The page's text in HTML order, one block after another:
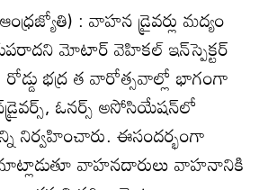
: వాహన డ్రైవర్లు మద్యం
మోటార్‌ వెహికల్‌ ఇన్‌స్పెక్టర్‌
భద్ర త వారోత్సవాల్లో భాగంగా
ఓనర్స్‌ అసోసియేషన్‌లో
నిర్వహించారు. ఈసందర్భంగా
వాహనదారులు వాహనానికి